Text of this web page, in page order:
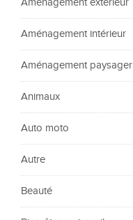
Aménagement extérieur
Aménagement intérieur
Aménagement paysager
Animaux
Auto moto
Autre
Beauté